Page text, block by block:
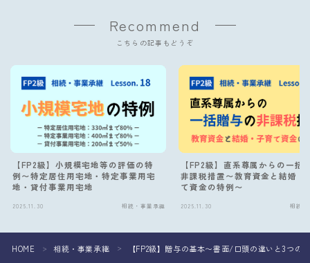
Recommend
こちらの記事もどうぞ
【FP2級】小規模宅地等の評価の特
例〜特定居住用宅地・特定事業用宅
地・貸付事業用宅地
2025.11.30 相続・事業承継
【FP2級】直系尊属からの一括
非課税措置〜教育資金と結婚・
て資金の特例〜
2025.11.30 相続・
HOME ＞ 相続・事業承継 ＞ 【FP2級】贈与の基本〜書面/口頭の違いと3つの